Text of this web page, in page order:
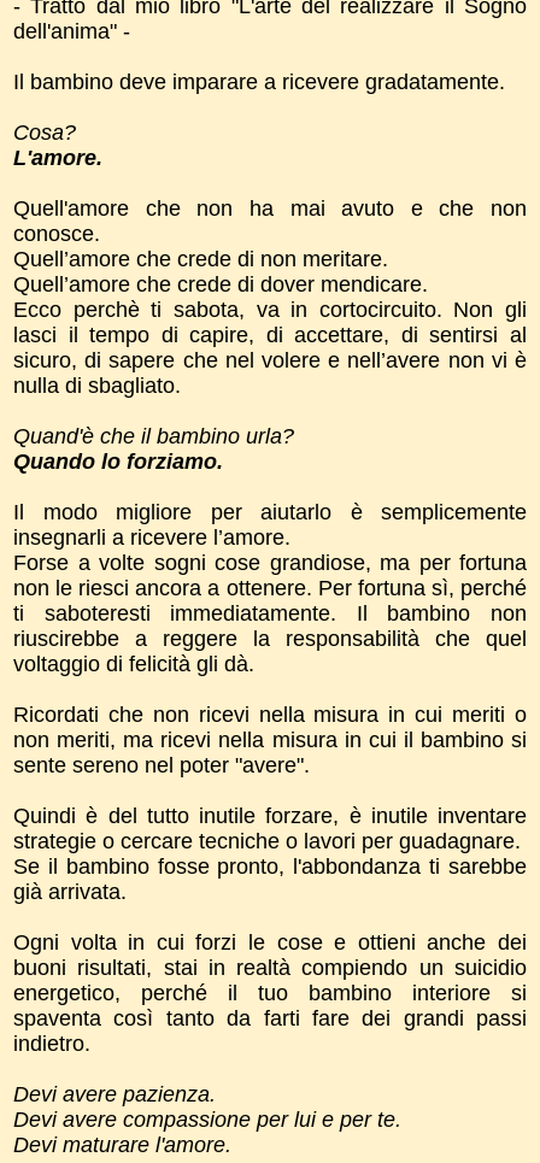
- Tratto dal mio libro "L'arte del realizzare il Sogno
dell'anima" -
Il bambino deve imparare a ricevere gradatamente.
Cosa?
L'amore.
Quell'amore che non ha mai avuto e che non
conosce.
Quell’amore che crede di non meritare.
Quell’amore che crede di dover mendicare.
Ecco perchè ti sabota, va in cortocircuito. Non gli
lasci il tempo di capire, di accettare, di sentirsi al
sicuro, di sapere che nel volere e nell’avere non vi è
nulla di sbagliato.
Quand'è che il bambino urla?
Quando lo forziamo.
Il modo migliore per aiutarlo è semplicemente
insegnarli a ricevere l’amore.
Forse a volte sogni cose grandiose, ma per fortuna
non le riesci ancora a ottenere. Per fortuna sì, perché
ti saboteresti immediatamente. Il bambino non
riuscirebbe a reggere la responsabilità che quel
voltaggio di felicità gli dà.
Ricordati che non ricevi nella misura in cui meriti o
non meriti, ma ricevi nella misura in cui il bambino si
sente sereno nel poter "avere".
Quindi è del tutto inutile forzare, è inutile inventare
strategie o cercare tecniche o lavori per guadagnare.
Se il bambino fosse pronto, l'abbondanza ti sarebbe
già arrivata.
Ogni volta in cui forzi le cose e ottieni anche dei
buoni risultati, stai in realtà compiendo un suicidio
energetico, perché il tuo bambino interiore si
spaventa così tanto da farti fare dei grandi passi
indietro.
Devi avere pazienza.
Devi avere compassione per lui e per te.
Devi maturare l'amore.